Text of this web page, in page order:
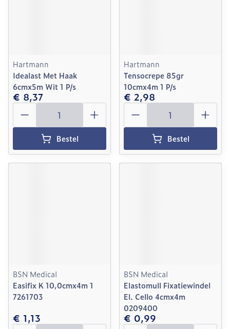
Hartmann
Idealast Met Haak
6cmx5m Wit 1 P/s
€ 8,37
Aantal
Bestel
Hartmann
Tensocrepe 85gr
10cmx4m 1 P/s
€ 2,98
Aantal
Bestel
BSN Medical
Easifix K 10,0cmx4m 1
7261703
€ 1,13
BSN Medical
Elastomull Fixatiewindel
El. Cello 4cmx4m
0209400
€ 0,99